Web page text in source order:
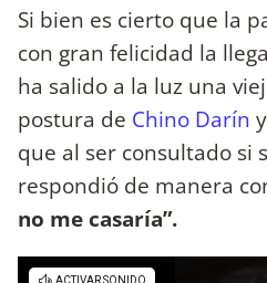
Si bien es cierto que la
con gran felicidad la
ha salido a la luz una
postura de Chino Darín
que al ser consultado si
respondió de manera
no me casaría”.